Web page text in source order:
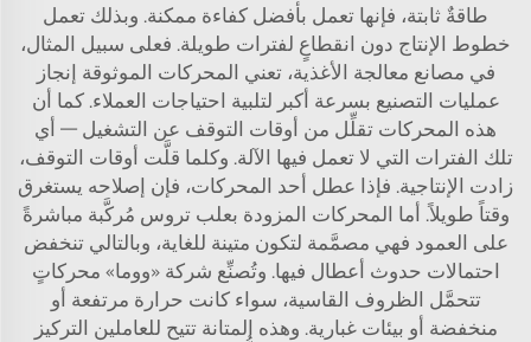
طاقةٌ ثابتة، فإنها تعمل بأفضل كفاءة ممكنة. وبذلك تعمل
خطوط الإنتاج دون انقطاعٍ لفترات طويلة. فعلى سبيل المثال،
في مصانع معالجة الأغذية، تعني المحركات الموثوقة إنجاز
عمليات التصنيع بسرعة أكبر لتلبية احتياجات العملاء. كما أن
هذه المحركات تقلِّل من أوقات التوقف عن التشغيل — أي
تلك الفترات التي لا تعمل فيها الآلة. وكلما قلَّت أوقات التوقف،
زادت الإنتاجية. فإذا عطل أحد المحركات، فإن إصلاحه يستغرق
وقتاً طويلاً. أما المحركات المزودة بعلب تروس مُركَّبة مباشرةً
على العمود فهي مصمَّمة لتكون متينة للغاية، وبالتالي تنخفض
احتمالات حدوث أعطال فيها. وتُصنِّع شركة «ووما» محركاتٍ
تتحمَّل الظروف القاسية، سواء كانت حرارة مرتفعة أو
منخفضة أو بيئات غبارية. وهذه المتانة تتيح للعاملين التركيز